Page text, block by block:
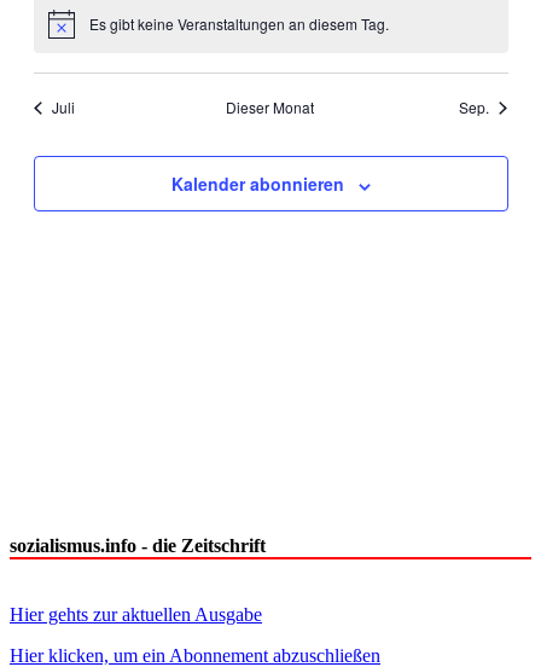
HinweisEs gibt keine Veranstaltungen an diesem Tag.
Juli Dieser Monat Sep.
Kalender abonnieren
sozialismus.info - die Zeitschrift
Hier gehts zur aktuellen Ausgabe
Hier klicken, um ein Abonnement abzuschließen